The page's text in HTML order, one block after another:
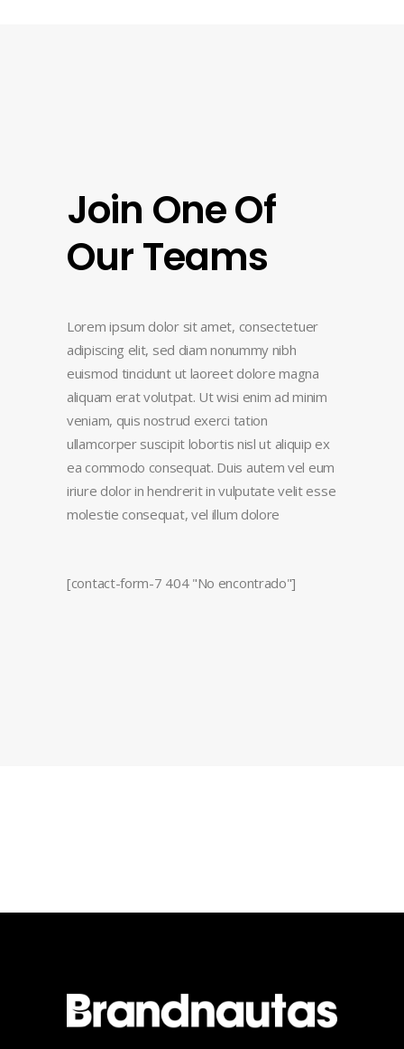
Join One Of
Our Teams
Lorem ipsum dolor sit amet, consectetuer
adipiscing elit, sed diam nonummy nibh
euismod tincidunt ut laoreet dolore magna
aliquam erat volutpat. Ut wisi enim ad minim
veniam, quis nostrud exerci tation
ullamcorper suscipit lobortis nisl ut aliquip ex
ea commodo consequat. Duis autem vel eum
iriure dolor in hendrerit in vulputate velit esse
molestie consequat, vel illum dolore
[contact-form-7 404 "No encontrado"]